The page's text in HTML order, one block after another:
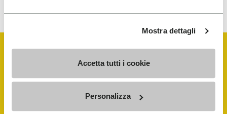
Mostra dettagli
Accetta tutti i cookie
Personalizza